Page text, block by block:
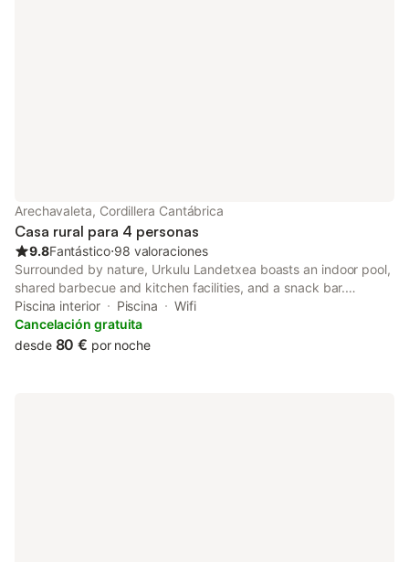
Arechavaleta, Cordillera Cantábrica
Casa rural para 4 personas
9.8Fantástico⋅98 valoraciones
Surrounded by nature, Urkulu Landetxea boasts an indoor pool,
shared barbecue and kitchen facilities, and a snack bar.
Located in Arechavaleta, this guest house is 1.7 km from Urkulu
Urtegia Reservoir.
Piscina interior Piscina
Wifi
Cancelación gratuita
desde 80 € por noche